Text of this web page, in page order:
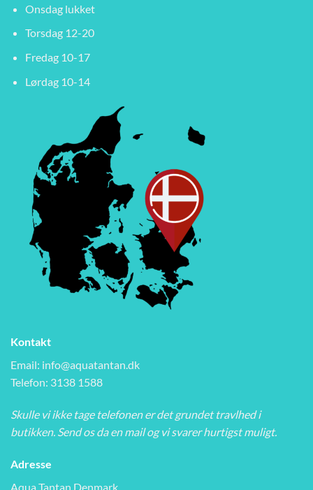
Onsdag lukket
Torsdag 12-20
Fredag 10-17
Lørdag 10-14
Kontakt
Email: info@aquatantan.dk
Telefon: 3138 1588
Skulle vi ikke tage telefonen er det grundet travlhed i
butikken. Send os da en mail og vi svarer hurtigst muligt.
Adresse
Aqua Tantan Denmark